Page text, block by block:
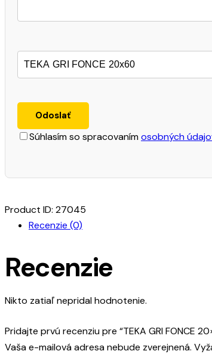
Súhlasím so spracovanímosobných
Product ID: 27045
Recenzie (0)
Recenzie
Nikto zatiaľ nepridal hodnotenie.
Pridajte prvú recenziu pre “TEKA GRI FONCE
Vaša e-mailová adresa nebude zverejnená.